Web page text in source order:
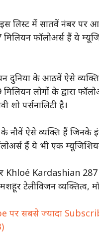
इस लिस्ट में सातवें नंबर पर
मिलियन फॉलोअर्स हैं ये
दुनिया के आठवें ऐसे
मिलियन लोगों के द्वारा
शो पर्सनालिटी है।
नौवें ऐसे व्यक्ति हैं जिनके
हैं ये भी एक
Khloé Kardashian 287
टेलीविजन व्यक्तित्व,
पर सबसे ज्यादा